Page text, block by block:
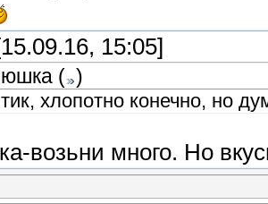
15:05]
( )
хлопотно конечно, но
возьни много. Но